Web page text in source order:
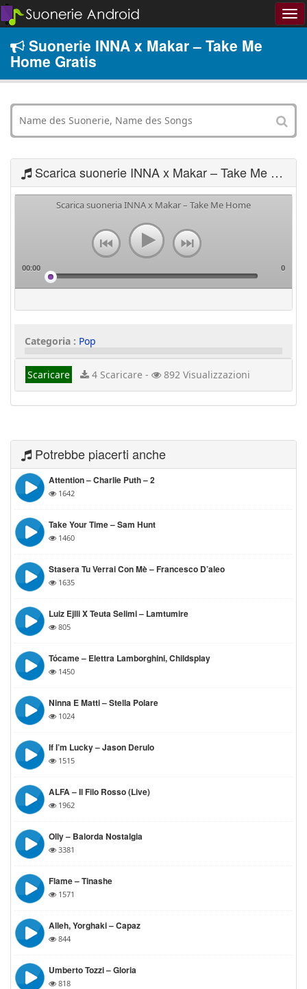
Suonerie INNA x Makar – Take Me
Home Gratis
Scarica suonerie INNA x Makar – Take Me Home
Scarica suoneria INNA x Makar – Take Me Home
00:00 0
Categoria : Pop
Scaricare 4 Scaricare - 892 Visualizzazioni
Potrebbe piacerti anche
Attention – Charlie Puth – 2
1642
Take Your Time – Sam Hunt
1460
Stasera Tu Verrai Con Mè – Francesco D’aleo
1635
Luiz Ejlli X Teuta Selimi – Lamtumire
805
Tócame – Elettra Lamborghini, Childsplay
1450
Ninna E Matti – Stella Polare
1024
If I’m Lucky – Jason Derulo
1515
ALFA – Il Filo Rosso (Live)
1962
Olly – Balorda Nostalgia
3381
Flame – Tinashe
1571
Alleh, Yorghaki – Capaz
844
Umberto Tozzi – Gloria
818